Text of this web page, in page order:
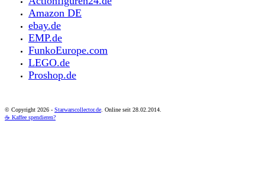
Amazon DE
ebay.de
EMP.de
FunkoEurope.com
LEGO.de
Proshop.de
© Copyright 2026 - Starwarscollector.de . Online seit 28.02.2014.
☕ Kaffee spendieren?